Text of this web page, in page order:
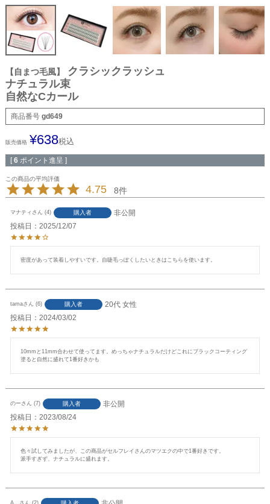
【自まつ毛風】
クラシックラッシュ
ナチュラル束
自然なCカール
商品番号 gd649
販売価格 ¥638税込
[ 6 ポイント進呈 ]
4.75 8
マナティ 4 購入者
非公開
投稿日
2025/12/07
密度があって装着しやすいです。自睫毛っぽくしたいときはこちらを使います。
tama 6 購入者 20代 女性
投稿日
2024/03/02
10mmと11mm合わせて使ってます。めっちゃナチュラルだけどこれにブラックコーティング
塗ると自然に盛れて1番好きかも
のー 7 購入者
非公開
投稿日
2023/08/24
色々試してみましたが、この商品がセルフレイさんのマツエクの中で1番好きです。
派手すぎず、ナチュラルに盛れます。